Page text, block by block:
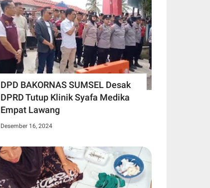
DPD BAKORNAS SUMSEL Desak
DPRD Tutup Klinik Syafa Medika
Empat Lawang
Desember 16, 2024